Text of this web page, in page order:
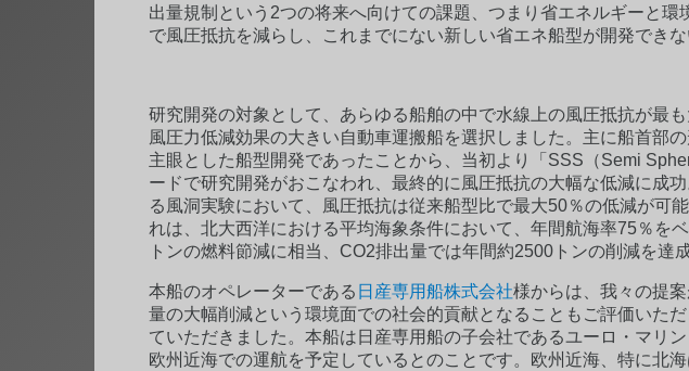
出量規制という2つの将来へ向けての課題、つまり省エネルギーと
で風圧抵抗を減らし、これまでにない新しい省エネ船型が開発でき
研究開発の対象として、あらゆる船舶の中で水線上の風圧抵抗が最
風圧力低減効果の大きい自動車運搬船を選択しました。主に船首部
主眼とした船型開発であったことから、当初より「SSS（Semi
ードで研究開発がおこなわれ、最終的に風圧抵抗の大幅な低減に成功
る風洞実験において、風圧抵抗は従来船型比で最大50％の低減が可
れは、北大西洋における平均海象条件において、年間航海率75％を
トンの燃料節減に相当、CO2排出量では年間約2500トンの削減を達
本船のオペレーターである 日産専用船株式会社様からは、我々の提
量の大幅削減という環境面での社会的貢献となることもご評価いた
ていただきました。本船は日産専用船の子会社であるユーロ・マリ
欧州近海での運航を予定しているとのことです。欧州近海、特に北